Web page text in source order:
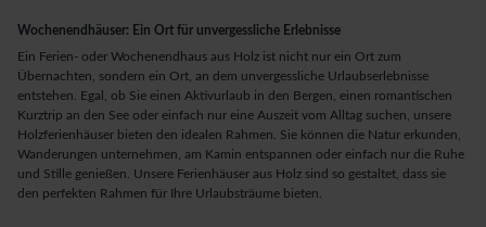
Wochenendhäuser: Ein Ort für unvergessliche Erlebnisse
Ein Ferien- oder Wochenendhaus aus Holz ist nicht nur ein Ort zum
Übernachten, sondern ein Ort, an dem unvergessliche Urlaubserlebnisse
entstehen. Egal, ob Sie einen Aktivurlaub in den Bergen, einen romantischen
Kurztrip an den See oder einfach nur eine Auszeit vom Alltag suchen, unsere
Holzferienhäuser bieten den idealen Rahmen. Sie können die Natur erkunden,
Wanderungen unternehmen, am Kamin entspannen oder einfach nur die Ruhe
und Stille genießen. Unsere Ferienhäuser aus Holz sind so gestaltet, dass sie
den perfekten Rahmen für Ihre Urlaubsträume bieten.